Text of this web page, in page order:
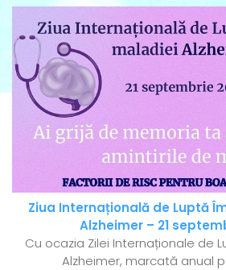
Ziua Internațională de Luptă
Alzheimer – 21
Cu ocazia Zilei Internaționale de
Alzheimer, marcată anual